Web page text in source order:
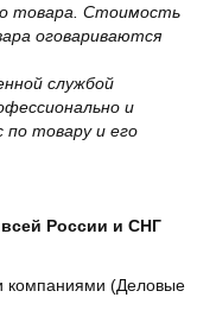
товара. Стоимость
оговариваются
службой
и
товару и его
России и СНГ
компаниями (Деловые